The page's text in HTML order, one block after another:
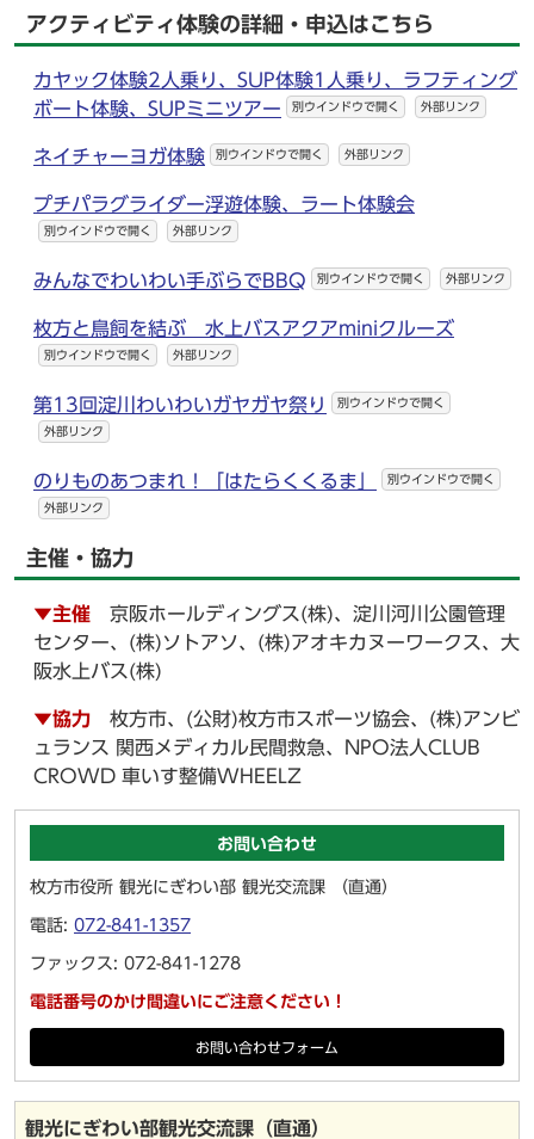
アクティビティ体験の詳細・申込はこちら
カヤック体験2人乗り、SUP体験1人乗り、ラフティング
ボート体験、SUPミニツアー
別ウインドウで開く 外部リンク
ネイチャーヨガ体験 別ウインドウで開く 外部リンク
プチパラグライダー浮遊体験、ラート体験会
別ウインドウで開く 外部リンク
みんなでわいわい手ぶらでBBQ 別ウインドウで開く 外部リンク
枚方と鳥飼を結ぶ 水上バスアクアminiクルーズ
別ウインドウで開く 外部リンク
第13回淀川わいわいガヤガヤ祭り 別ウインドウで開く
外部リンク
のりものあつまれ！「はたらくくるま」 別ウインドウで開く
外部リンク
主催・協力
▼主催 京阪ホールディングス(株)、淀川河川公園管理
センター、(株)ソトアソ、(株)アオキカヌーワークス、大
阪水上バス(株)
▼協力 枚方市、(公財)枚方市スポーツ協会、(株)アンビ
ュランス 関西メディカル民間救急、NPO法人CLUB
CROWD 車いす整備WHEELZ
お問い合わせ
枚方市役所 観光にぎわい部 観光交流課 （直通）
電話: 072-841-1357
ファックス: 072-841-1278
電話番号のかけ間違いにご注意ください！
お問い合わせフォーム
観光にぎわい部観光交流課（直通）